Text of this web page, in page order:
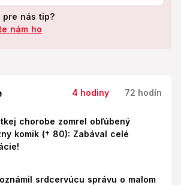
pre nás tip?
nám ho
4 hodiny 72 hodín
chorobe zomrel obľúbený
komik († 80): Zabával celé
srdcervúcu správu o malom